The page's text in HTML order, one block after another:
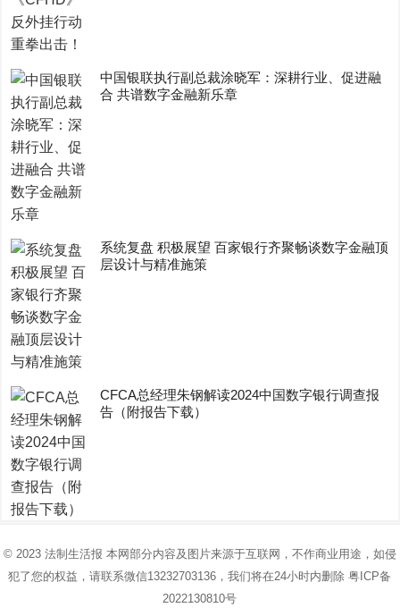
中国银联执行副总裁涂晓军：深耕行业、促进融
合 共谱数字金融新乐章
系统复盘 积极展望 百家银行齐聚畅谈数字金融顶
层设计与精准施策
CFCA总经理朱钢解读2024中国数字银行调查报
告（附报告下载）
© 2023 法制生活报 本网部分内容及图片来源于互联网，不作商业用途，如侵
犯了您的权益，请联系微信13232703136，我们将在24小时内删除粤ICP备
2022130810号